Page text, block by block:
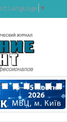
Language ▼